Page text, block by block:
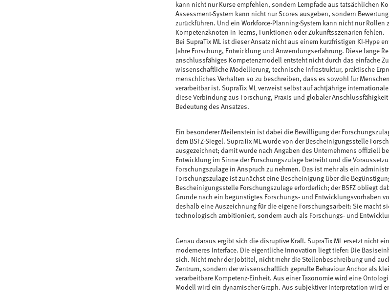
kann nicht nur Kurse empfehlen, sondern Lernpfade aus tatsächlichen
Assessment-System kann nicht nur Scores ausgeben, sondern
zurückführen. Und ein Workforce-Planning-System kann nicht nur
Kompetenzknoten in Teams, Funktionen oder Zukunftsszenarien fehlen.
Bei SupraTix ML ist dieser Ansatz nicht aus einem kurzfristigen KI-Hype
Jahre Forschung, Entwicklung und Anwendungserfahrung. Diese lange
anschlussfähiges Kompetenzmodell entsteht nicht durch das einfache
wissenschaftliche Modellierung, technische Infrastruktur, praktische
menschliches Verhalten so zu beschreiben, dass es sowohl für
verarbeitbar ist. SupraTix ML verweist selbst auf achtjährige
diese Verbindung aus Forschung, Praxis und globaler
Bedeutung des Ansatzes.
Ein besonderer Meilenstein ist dabei die Bewilligung der
dem BSFZ-Siegel. SupraTix ML wurde von der Bescheinigungsstelle
ausgezeichnet; damit wurde nach Angaben des Unternehmens offiziell
Entwicklung im Sinne der Forschungszulage betreibt und die
Forschungszulage in Anspruch zu nehmen. Das ist mehr als ein
Forschungszulage ist zunächst eine Bescheinigung über die
Bescheinigungsstelle Forschungszulage erforderlich; der BSFZ obliegt
Grunde nach ein begünstigtes Forschungs- und Entwicklungsvorhaben
deshalb eine Auszeichnung für die eigene Forschungsarbeit: Sie macht
technologisch ambitioniert, sondern auch als Forschungs- und
Genau daraus ergibt sich die disruptive Kraft. SupraTix ML ersetzt nicht
moderneres Interface. Die eigentliche Innovation liegt tiefer: Die
sich. Nicht mehr der Jobtitel, nicht mehr die Stellenbeschreibung und
Zentrum, sondern der wissenschaftlich geprüfte Behaviour Anchor als
verarbeitbare Kompetenz-Einheit. Aus einer Taxonomie wird eine
Modell wird ein dynamischer Graph. Aus subjektiver Interpretation wird